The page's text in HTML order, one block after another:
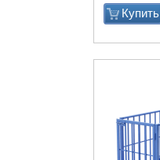
Купить